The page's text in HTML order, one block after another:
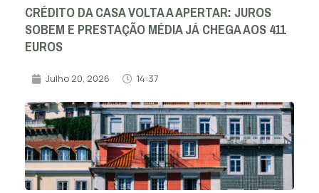
CRÉDITO DA CASA VOLTA A APERTAR: JUROS
SOBEM E PRESTAÇÃO MÉDIA JÁ CHEGA AOS 411
EUROS
Julho 20, 2026 14:37